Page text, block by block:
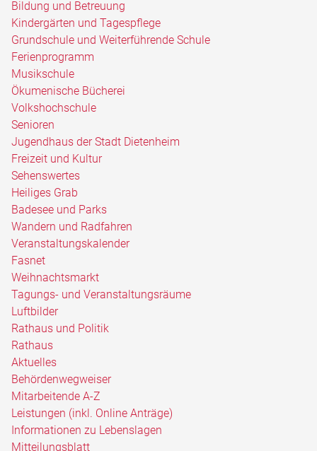
Bildung und Betreuung
Kindergärten und Tagespflege
Grundschule und Weiterführende Schule
Ferienprogramm
Musikschule
Ökumenische Bücherei
Volkshochschule
Senioren
Jugendhaus der Stadt Dietenheim
Freizeit und Kultur
Sehenswertes
Heiliges Grab
Badesee und Parks
Wandern und Radfahren
Veranstaltungskalender
Fasnet
Weihnachtsmarkt
Tagungs- und Veranstaltungsräume
Luftbilder
Rathaus und Politik
Rathaus
Aktuelles
Behördenwegweiser
Mitarbeitende A-Z
Leistungen (inkl. Online Anträge)
Informationen zu Lebenslagen
Mitteilungsblatt